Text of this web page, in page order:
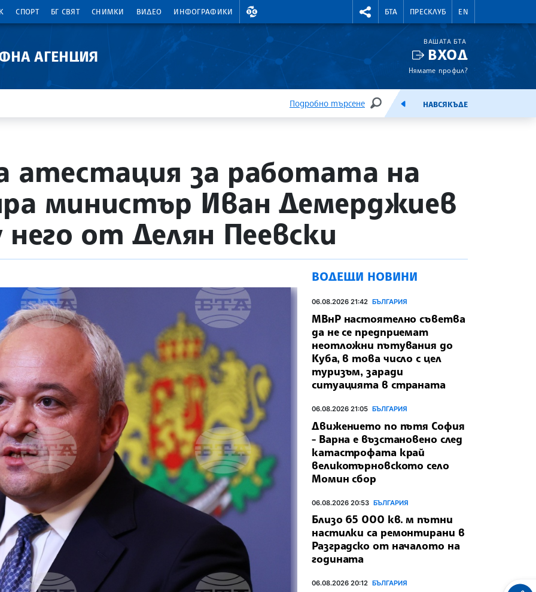
СПОРТ БГ СВЯТ СНИМКИ ВИДЕО ИНФОГРАФИКИ
ВАЛУТНИ КУРСОВЕ RIGHTMENU.SOCIAL
БТА ПРЕСКЛУБ EN
АГЕНЦИЯ
ВАШАТА БТА
ВХОД
Нямате профил?
Подробно търсене ТЪРСЕНЕЕМИСИЯНАВСЯКЪДЕ
атестация за работата на
министър Иван Демерджиев
него от Делян Пеевски
ВОДЕЩИ НОВИНИ
06.08.2026 21:42 БЪЛГАРИЯ
МВнР настоятелно съветва
да не се предприемат
неотложни пътувания до
Куба, в това число с цел
туризъм, заради
ситуацията в страната
06.08.2026 21:05 БЪЛГАРИЯ
Движението по пътя София
- Варна е възстановено след
катастрофата край
великотърновското село
Момин сбор
06.08.2026 20:53 БЪЛГАРИЯ
Близо 65 000 кв. м пътни
настилки са ремонтирани в
Разградско от началото на
годината
06.08.2026 20:12 БЪЛГАРИЯ